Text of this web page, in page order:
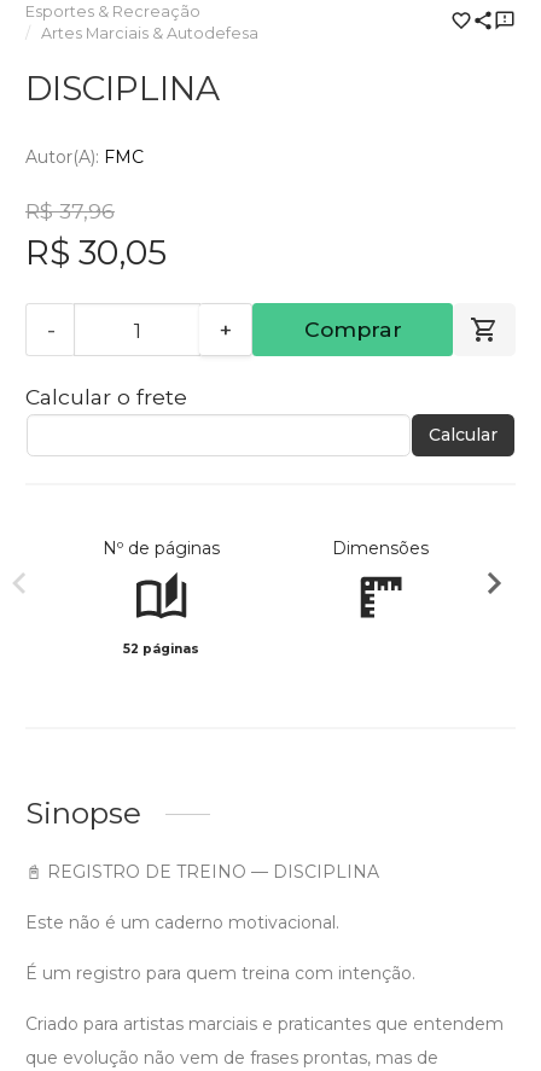
Esportes & Recreação
Artes Marciais & Autodefesa
DISCIPLINA
Autor(a): FMC
R$ 37,96
R$ 30,05
- + Comprar
Calcular o frete
Calcular
Nº de páginas
52 páginas
Dimensões
Sinopse
📓 REGISTRO DE TREINO — DISCIPLINA
Este não é um caderno motivacional.
É um registro para quem treina com intenção.
Criado para artistas marciais e praticantes que entendem
que evolução não vem de frases prontas, mas de